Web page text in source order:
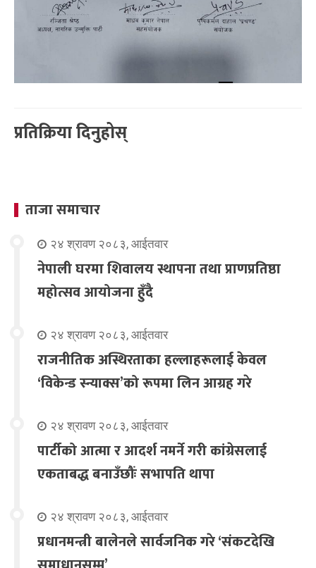
प्रतिक्रिया दिनुहोस्
ताजा समाचार
२४ श्रावण २०८३, आईतवार
नेपाली घरमा शिवालय स्थापना तथा प्राणप्रतिष्ठा
महोत्सव आयोजना हुँदै
२४ श्रावण २०८३, आईतवार
राजनीतिक अस्थिरताका हल्लाहरूलाई केवल
‘विकेन्ड स्न्याक्स’को रूपमा लिन आग्रह गरे
२४ श्रावण २०८३, आईतवार
पार्टीको आत्मा र आदर्श नमर्ने गरी कांग्रेसलाई
एकताबद्ध बनाउँछौंः सभापति थापा
२४ श्रावण २०८३, आईतवार
प्रधानमन्त्री बालेनले सार्वजनिक गरे ‘संकटदेखि